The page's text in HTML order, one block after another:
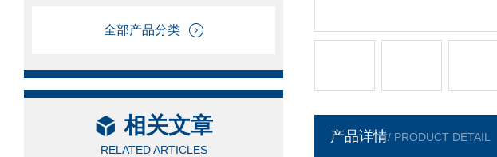
全部产品分类
相关文章
RELATED ARTICLES
产品详情/ PRODUCT DETAIL